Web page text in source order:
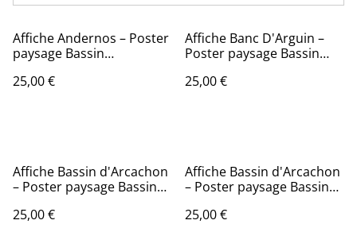
Affiche Andernos – Poster
paysage Bassin
murale nature
25,00 €
Affiche Banc D'Arguin –
Poster paysage Bassin
murale nature
25,00 €
Affiche Bassin d'Arcachon
– Poster paysage Bassin
murale nature
25,00 €
Affiche Bassin d'Arcachon
– Poster paysage Bassin
murale nature
25,00 €